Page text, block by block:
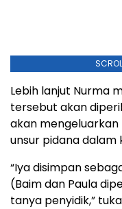
Lebih lanjut Nurma
tersebut akan
akan
unsur pidana dalam
“Iya disimpan
(Baim dan Paula
tanya penyidik,”